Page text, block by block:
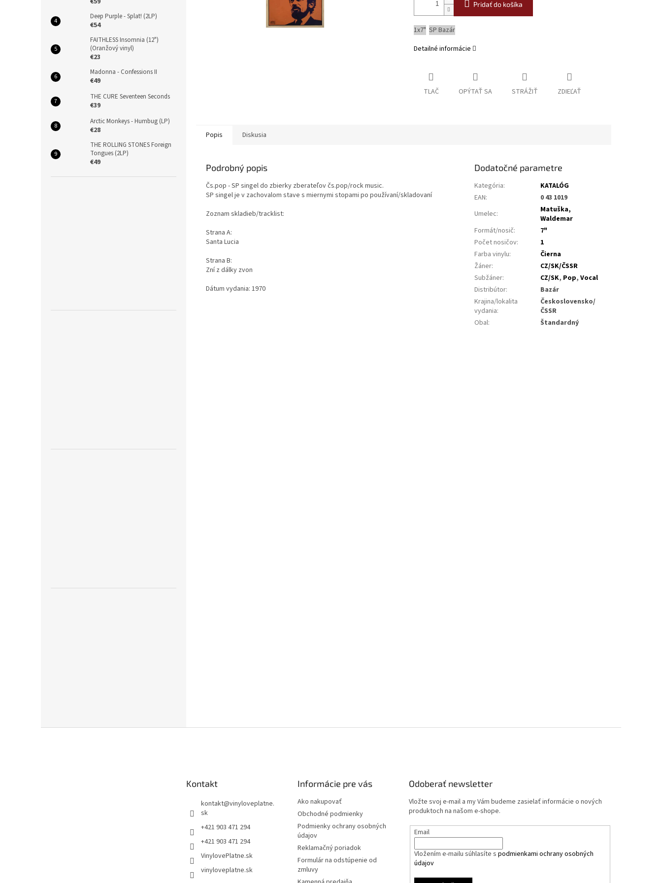
Deep Purple - Splat! (2LP)
€54
FAITHLESS Insomnia (12")
(Oranžový vinyl)
€23
Madonna - Confessions II
€49
THE CURE Seventeen Seconds
€39
Arctic Monkeys - Humbug (LP)
€28
THE ROLLING STONES Foreign
Tongues (2LP)
€49
Pridať do košíka
1x7" SP Bazár
Detailné informácie
TLAČ OPÝTAŤ SA STRÁŽIŤ ZDIEĽAŤ
Popis Diskusia
Podrobný popis
Čs.pop - SP singel do zbierky zberateľov čs.pop/rock music.
SP singel je v zachovalom stave s miernymi stopami po používaní/skladovaní
Zoznam skladieb/tracklist:
Strana A:
Santa Lucia
Strana B:
Zní z dálky zvon
Dátum vydania: 1970
Dodatočné parametre
Kategória:
KATALÓG
EAN:
0 43 1019
Umelec:
Matuška,
Waldemar
Formát/nosič:
7"
Počet nosičov:
1
Farba vinylu:
Čierna
Žáner:
CZ/SK/ČSSR
Subžáner: CZ/SK, Pop,Vocal
Distribútor:
Bazár
Krajina/lokalita
vydania:
Československo/
ČSSR
Obal: Štandardný
Kontakt
kontakt@vinyloveplatne.
sk
+421 903 471 294
+421 903 471 294
VinylovePlatne.sk
vinyloveplatne.sk
Informácie pre vás
Ako nakupovať
Obchodné podmienky
Podmienky ochrany osobných
údajov
Reklamačný poriadok
Formulár na odstúpenie od
zmluvy
Odoberať newsletter
Vložte svoj e-mail a my Vám budeme zasielať informácie o nových
produktoch na našom e-shope.
Email
Vložením e-mailu súhlasíte spodmienkami ochrany osobných
údajov